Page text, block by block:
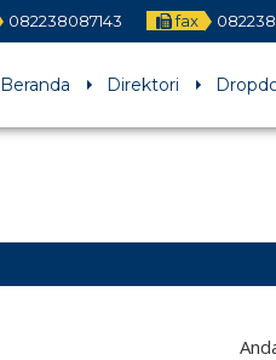
082238087143 fax
Beranda Direktori